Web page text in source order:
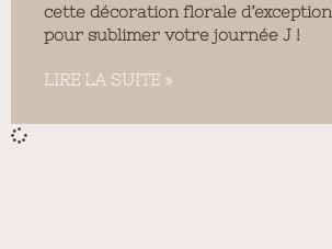
cette décoration florale d’exception
pour sublimer votre journée J !
LIRE LA SUITE »